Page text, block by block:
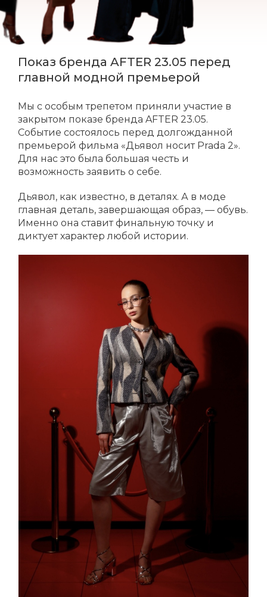
Показ бренда AFTER 23.05 перед
главной модной премьерой
Мы с особым трепетом приняли участие в
закрытом показе бренда AFTER 23.05.
Событие состоялось перед долгожданной
премьерой фильма «Дьявол носит Prada 2».
Для нас это была большая честь и
возможность заявить о себе.
Дьявол, как известно, в деталях. А в моде
главная деталь, завершающая образ, — обувь.
Именно она ставит финальную точку и
диктует характер любой истории.